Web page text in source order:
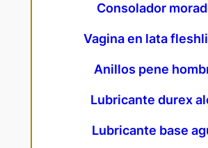
Consolador
Vagina en lata
Anillos pene
Lubricante durex
Lubricante base